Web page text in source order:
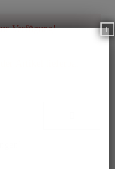
Verfügung!